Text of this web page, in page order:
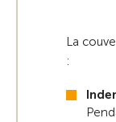
La
: